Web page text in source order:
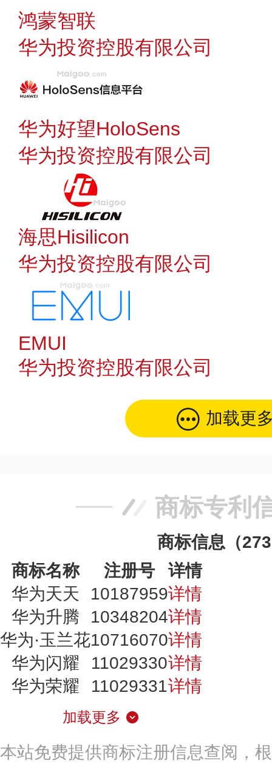
鸿蒙智联
华为投资控股有限公司
华为好望HoloSens
华为投资控股有限公司
海思Hisilicon
华为投资控股有限公司
EMUI
华为投资控股有限公司
加载更
商标专利
商标信息（
商标名称
注册号
详情
华为天天
10187959详情
华为升腾
10348204详情
华为·玉兰花10716070详情
华为闪耀
11029330详情
华为荣耀
11029331详情
加载更多
本站免费提供商标注册信息查阅，